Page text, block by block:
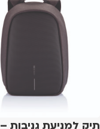
תיק למניעת גניבות –